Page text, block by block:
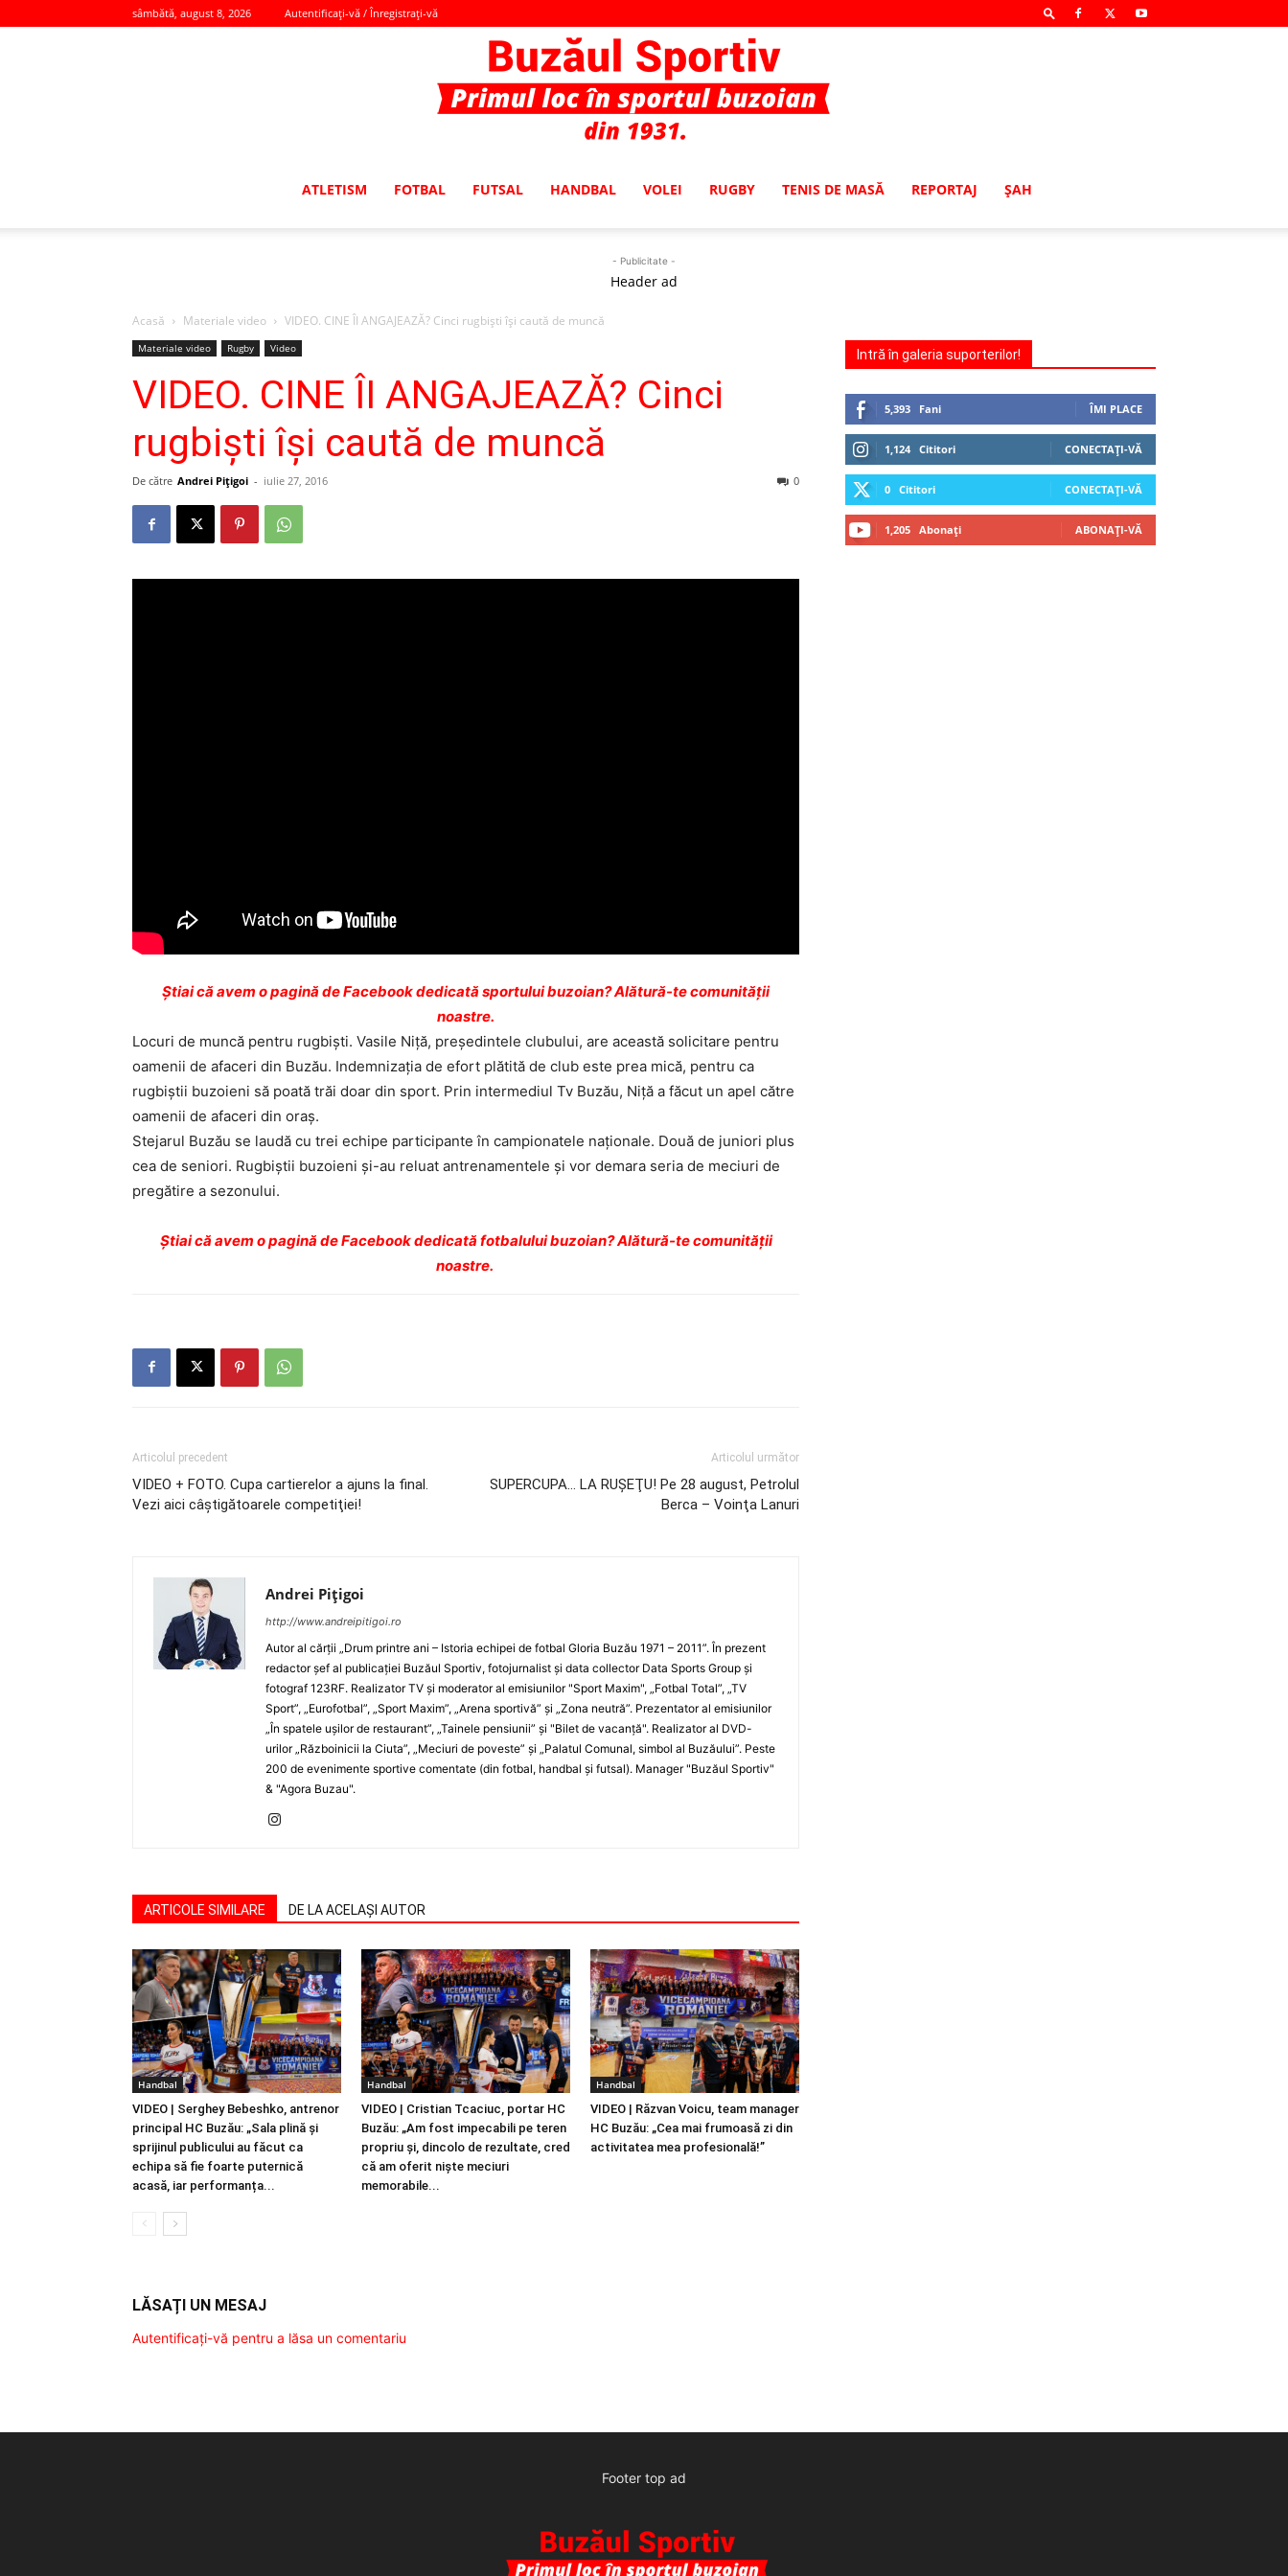
sâmbătă, august 8, 2026 Autentificați-vă / Înregistrați-vă
ATLETISM FOTBAL FUTSAL HANDBAL VOLEI RUGBY TENIS DE MASĂ REPORTAJ ŞAH
- Publicitate -
Header ad
Acasă Materiale video VIDEO. CINE ÎI ANGAJEAZĂ? Cinci rugbişti îşi caută de muncă
Materiale video Rugby Video
VIDEO. CINE ÎI ANGAJEAZĂ? Cinci
rugbişti îşi caută de muncă
De către Andrei Pițigoi - iulie 27, 2016 0
Ştiai că avem o pagină de Facebook dedicată sportului buzoian? Alătură-te comunității
noastre.
Locuri de muncă pentru rugbiști. Vasile Niţă, preşedintele clubului, are această solicitare pentru
oamenii de afaceri din Buzău. Indemnizaţia de efort plătită de club este prea mică, pentru ca
rugbiştii buzoieni să poată trăi doar din sport. Prin intermediul Tv Buzău, Niță a făcut un apel către
oamenii de afaceri din oraş.
Stejarul Buzău se laudă cu trei echipe participante în campionatele naţionale. Două de juniori plus
cea de seniori. Rugbiştii buzoieni şi-au reluat antrenamentele şi vor demara seria de meciuri de
pregătire a sezonului.
Ştiai că avem o pagină de Facebook dedicată fotbalului buzoian? Alătură-te comunității
noastre.
Articolul precedent
VIDEO + FOTO. Cupa cartierelor a ajuns la final.
Vezi aici câştigătoarele competiţiei!
Articolul următor
SUPERCUPA… LA RUŞEŢU! Pe 28 august, Petrolul
Berca – Voinţa Lanuri
Andrei Pițigoi
http://www.andreipitigoi.ro
Autor al cărţii „Drum printre ani – Istoria echipei de fotbal Gloria Buzău 1971 – 2011”. În prezent
redactor şef al publicaţiei Buzăul Sportiv, fotojurnalist şi data collector Data Sports Group şi
fotograf 123RF. Realizator TV şi moderator al emisiunilor "Sport Maxim", „Fotbal Total”, „TV
Sport”, „Eurofotbal”, „Sport Maxim”, „Arena sportivă” şi „Zona neutră”. Prezentator al emisiunilor
„În spatele uşilor de restaurant”, „Tainele pensiunii” şi "Bilet de vacanţă". Realizator al DVD-
urilor „Războinicii la Ciuta”, „Meciuri de poveste” şi „Palatul Comunal, simbol al Buzăului”. Peste
200 de evenimente sportive comentate (din fotbal, handbal şi futsal). Manager "Buzăul Sportiv"
& "Agora Buzau".
ARTICOLE SIMILARE DE LA ACELAȘI AUTOR
Handbal
VIDEO | Serghey Bebeshko, antrenor
principal HC Buzău: „Sala plină și
sprijinul publicului au făcut ca
echipa să fie foarte puternică
acasă, iar performanța...
Handbal
VIDEO | Cristian Tcaciuc, portar HC
Buzău: „Am fost impecabili pe teren
propriu și, dincolo de rezultate, cred
că am oferit niște meciuri
memorabile...
Handbal
VIDEO | Răzvan Voicu, team manager
HC Buzău: „Cea mai frumoasă zi din
activitatea mea profesională!”
LĂSAȚI UN MESAJ
Autentificați-vă pentru a lăsa un comentariu
Intră în galeria suporterilor!
5,393 Fani ÎMI PLACE
1,124 Cititori CONECTAȚI-VĂ
0 Cititori CONECTAȚI-VĂ
1,205 Abonați ABONAȚI-VĂ
Footer top ad